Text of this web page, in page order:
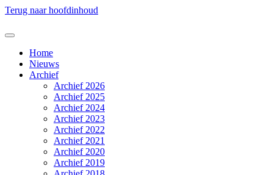
Terug naar hoofdinhoud
Home
Nieuws
Archief
Archief 2026
Archief 2025
Archief 2024
Archief 2023
Archief 2022
Archief 2021
Archief 2020
Archief 2019